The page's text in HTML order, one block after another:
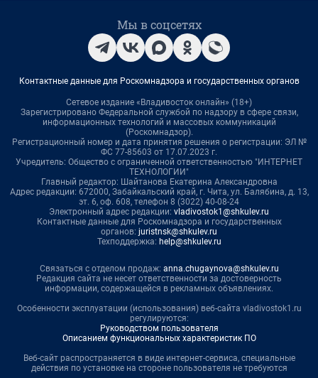
Мы в соцсетях
Контактные данные для Роскомнадзора и государственных органов
Сетевое издание «Владивосток онлайн» (18+)
Зарегистрировано Федеральной службой по надзору в сфере связи,
информационных технологий и массовых коммуникаций
(Роскомнадзор).
Регистрационный номер и дата принятия решения о регистрации: ЭЛ №
ФС 77-85603 от 17.07.2023 г.
Учредитель: Общество с ограниченной ответственностью "ИНТЕРНЕТ
ТЕХНОЛОГИИ"
Главный редактор: Шайтанова Екатерина Александровна
Адрес редакции: 672000, Забайкальский край, г. Чита, ул. Балябина, д. 13,
эт. 6, оф. 608, телефон 8 (3022) 40-08-24
Электронный адрес редакции: vladivostok1@shkulev.ru
Контактные данные для Роскомнадзора и государственных
органов: juristnsk@shkulev.ru
Техподдержка: help@shkulev.ru
Связаться с отделом продаж: anna.chugaynova@shkulev.ru
Редакция сайта не несет ответственности за достоверность
информации, содержащейся в рекламных объявлениях.
Особенности эксплуатации (использования) веб-сайта vladivostok1.ru
регулируются:
Руководством пользователя
Описанием функциональных характеристик ПО
Веб-сайт распространяется в виде интернет-сервиса, специальные
действия по установке на стороне пользователя не требуются